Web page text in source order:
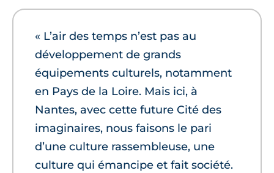
« L’air des temps n’est pas au
développement de grands
équipements culturels, notamment
en Pays de la Loire. Mais ici, à
Nantes, avec cette future Cité des
imaginaires, nous faisons le pari
d’une culture rassembleuse, une
culture qui émancipe et fait société.